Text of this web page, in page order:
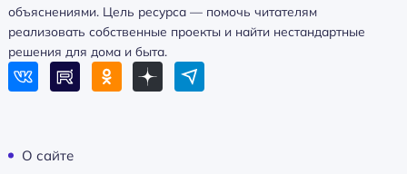
объяснениями. Цель ресурса — помочь читателям
реализовать собственные проекты и найти нестандартные
решения для дома и быта.
О сайте